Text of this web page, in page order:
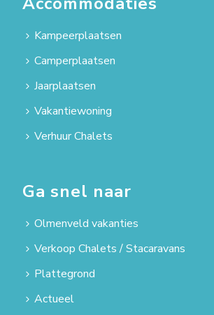
Kampeerplaatsen
Camperplaatsen
Jaarplaatsen
Vakantiewoning
Verhuur Chalets
Ga snel naar
Olmenveld vakanties
Verkoop Chalets / Stacaravans
Plattegrond
Actueel